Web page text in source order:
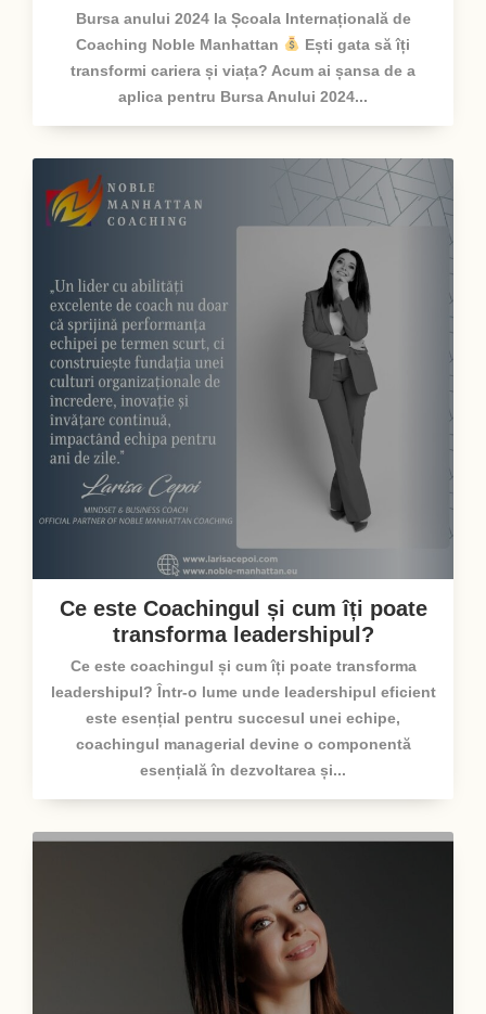
Bursa anului 2024 la Școala Internațională de
Coaching Noble Manhattan
Ești gata să îți
transformi cariera și viața? Acum ai șansa de a
aplica pentru Bursa Anului 2024...
Ce este Coachingul și cum îți poate
transforma leadershipul?
Ce este coachingul și cum îți poate transforma
leadershipul? Într-o lume unde leadershipul eficient
este esențial pentru succesul unei echipe,
coachingul managerial devine o componentă
esențială în dezvoltarea și...